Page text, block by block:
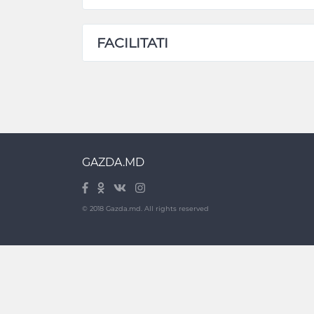
FACILITATI
GAZDA.MD
© 2018 Gazda.md. All rights reserved